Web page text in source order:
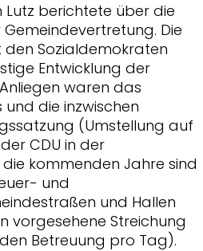
Lutz berichtete über die
Die
Sozialdemokraten
Entwicklung der
waren das
die inzwischen
(Umstellung auf
CDU in der
kommenden Jahre sind
und
und Hallen
vorgesehene Streichung
Betreuung pro Tag).